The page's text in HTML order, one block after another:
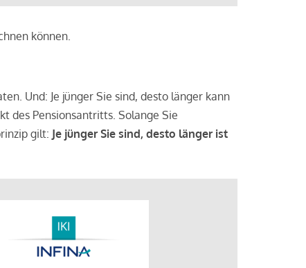
können.
Und: Je jünger Sie sind, desto länger kann
des Pensionsantritts. Solange Sie
gilt: Je jünger Sie sind, desto länger ist